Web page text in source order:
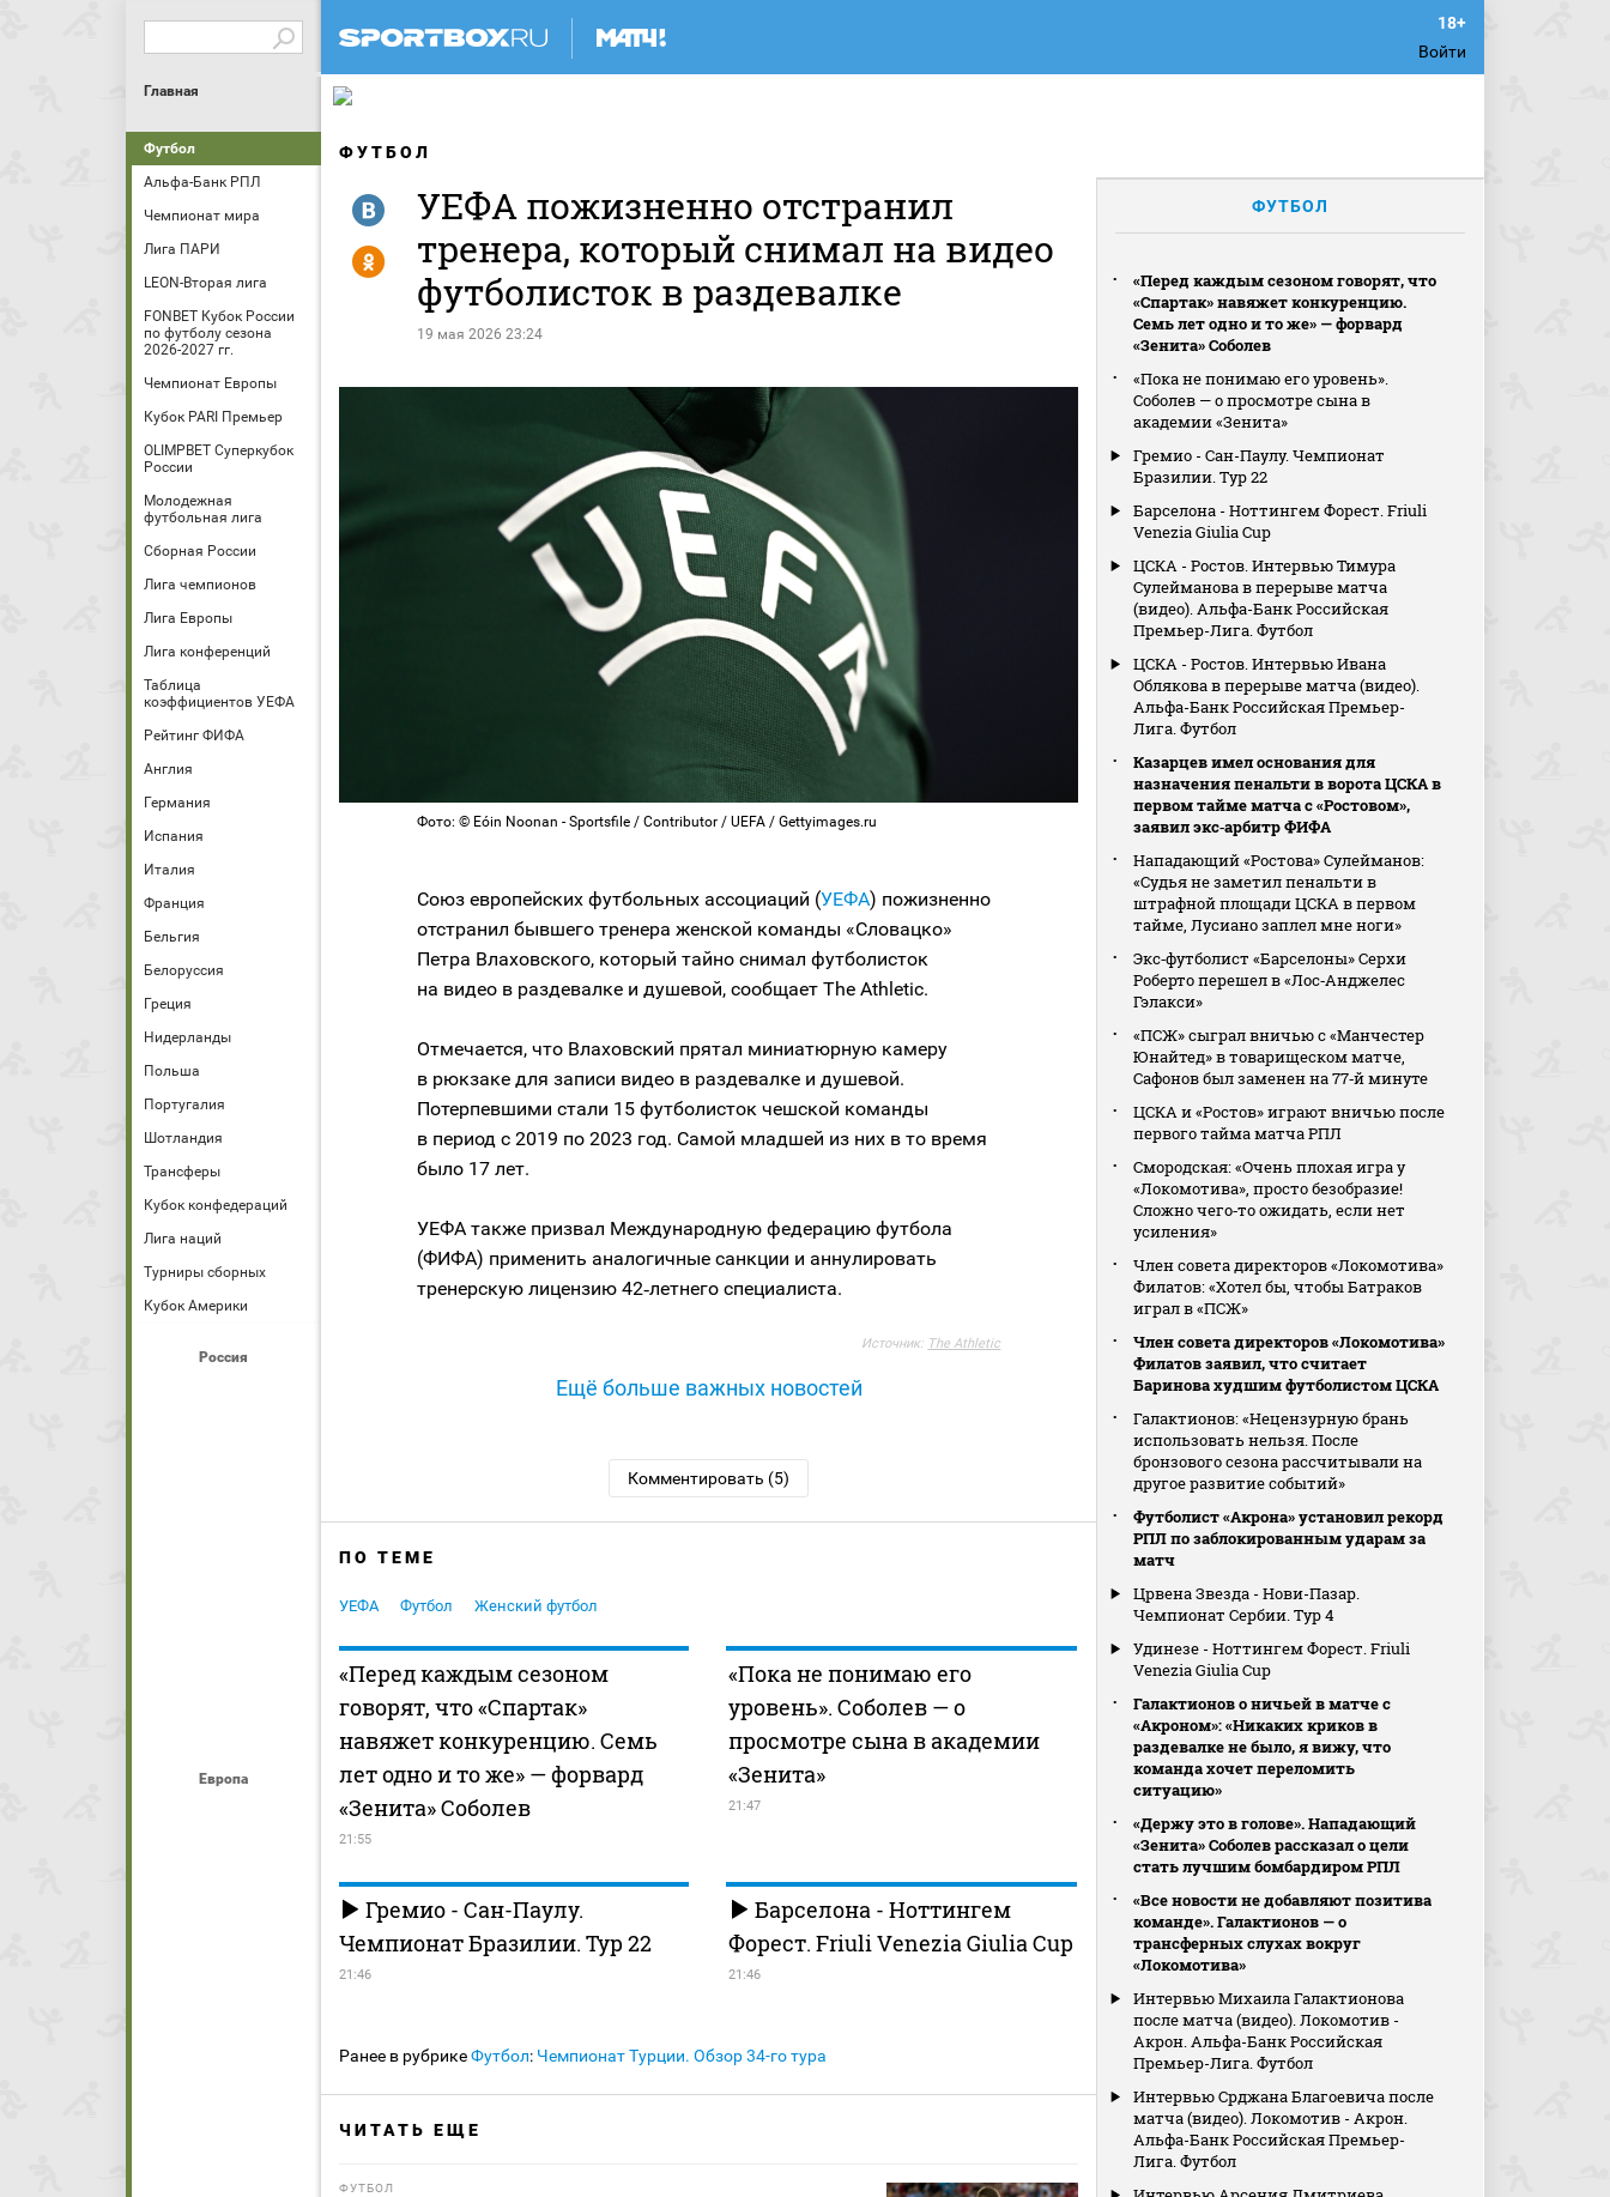
Войти
Главная
Футбол
Альфа-Банк РПЛ
Чемпионат мира
Лига ПАРИ
LEON-Вторая лига
FONBET Кубок России
по футболу сезона
2026-2027 гг.
Чемпионат Европы
Кубок PARI Премьер
OLIMPBET Суперкубок
России
Молодежная
футбольная лига
Сборная России
Лига чемпионов
Лига Европы
Лига конференций
Таблица
коэффициентов УЕФА
Рейтинг ФИФА
Англия
Германия
Испания
Италия
Франция
Бельгия
Белоруссия
Греция
Нидерланды
Польша
Португалия
Шотландия
Трансферы
Кубок конфедераций
Лига наций
Турниры сборных
Кубок Америки
Россия
Европа
ФУТБОЛ
УЕФА пожизненно отстранил
тренера, который снимал на видео
футболисток в раздевалке
19 мая 2026 23:24
R
Y
Фото: © Eóin Noonan - Sportsfile / Contributor / UEFA / Gettyimages.ru
Союз европейских футбольных ассоциаций (УЕФА) пожизненно
отстранил бывшего тренера женской команды «Словацко»
Петра Влаховского, который тайно снимал футболисток
на видео в раздевалке и душевой, сообщает The Athletic.
Отмечается, что Влаховский прятал миниатюрную камеру
в рюкзаке для записи видео в раздевалке и душевой.
Потерпевшими стали 15 футболисток чешской команды
в период с 2019 по 2023 год. Самой младшей из них в то время
было 17 лет.
УЕФА также призвал Международную федерацию футбола
(ФИФА) применить аналогичные санкции и аннулировать
тренерскую лицензию 42‑летнего специалиста.
Источник: The Athletic
Ещё больше важных новостей
Комментировать (5)
ПО ТЕМЕ
УЕФА Футбол Женский футбол
«Перед каждым сезоном
говорят, что «Спартак»
навяжет конкуренцию. Семь
лет одно и то же» — форвард
«Зенита» Соболев
21:55
«Пока не понимаю его
уровень». Соболев — о
просмотре сына в академии
«Зенита»
21:47
Гремио - Сан-Паулу.
Чемпионат Бразилии. Тур 22
21:46
Барселона - Ноттингем
Форест. Friuli Venezia Giulia Cup
21:46
Ранее в рубрикеФутбол: Чемпионат Турции. Обзор 34-го тура
ЧИТАТЬ ЕЩЕ
ФУТБОЛ
ФУТБОЛ
«Перед каждым сезоном говорят, что
«Спартак» навяжет конкуренцию.
Семь лет одно и то же» — форвард
«Зенита» Соболев
«Пока не понимаю его уровень».
Соболев — о просмотре сына в
академии «Зенита»
Гремио - Сан-Паулу. Чемпионат
Бразилии. Тур 22
Барселона - Ноттингем Форест. Friuli
Venezia Giulia Cup
ЦСКА - Ростов. Интервью Тимура
Сулейманова в перерыве матча
(видео). Альфа-Банк Российская
Премьер-Лига. Футбол
ЦСКА - Ростов. Интервью Ивана
Облякова в перерыве матча (видео).
Альфа-Банк Российская Премьер-
Лига. Футбол
Казарцев имел основания для
назначения пенальти в ворота ЦСКА в
первом тайме матча с «Ростовом»,
заявил экс‑арбитр ФИФА
Нападающий «Ростова» Сулейманов:
«Судья не заметил пенальти в
штрафной площади ЦСКА в первом
тайме, Лусиано заплел мне ноги»
Экс‑футболист «Барселоны» Серхи
Роберто перешел в «Лос‑Анджелес
Гэлакси»
«ПСЖ» сыграл вничью с «Манчестер
Юнайтед» в товарищеском матче,
Сафонов был заменен на 77‑й минуте
ЦСКА и «Ростов» играют вничью после
первого тайма матча РПЛ
Смородская: «Очень плохая игра у
«Локомотива», просто безобразие!
Сложно чего‑то ожидать, если нет
усиления»
Член совета директоров «Локомотива»
Филатов: «Хотел бы, чтобы Батраков
играл в «ПСЖ»
Член совета директоров «Локомотива»
Филатов заявил, что считает
Баринова худшим футболистом ЦСКА
Галактионов: «Нецензурную брань
использовать нельзя. После
бронзового сезона рассчитывали на
другое развитие событий»
Футболист «Акрона» установил рекорд
РПЛ по заблокированным ударам за
матч
Црвена Звезда - Нови-Пазар.
Чемпионат Сербии. Тур 4
Удинезе - Ноттингем Форест. Friuli
Venezia Giulia Cup
Галактионов о ничьей в матче с
«Акроном»: «Никаких криков в
раздевалке не было, я вижу, что
команда хочет переломить
ситуацию»
«Держу это в голове». Нападающий
«Зенита» Соболев рассказал о цели
стать лучшим бомбардиром РПЛ
«Все новости не добавляют позитива
команде». Галактионов — о
трансферных слухах вокруг
«Локомотива»
Интервью Михаила Галактионова
после матча (видео). Локомотив -
Акрон. Альфа-Банк Российская
Премьер-Лига. Футбол
Интервью Срджана Благоевича после
матча (видео). Локомотив - Акрон.
Альфа-Банк Российская Премьер-
Лига. Футбол